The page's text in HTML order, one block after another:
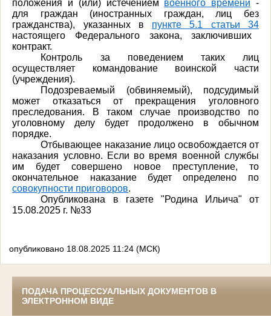
положения и (или) истечением военного времени -
для граждан (иностранных граждан, лиц без
гражданства), указанных в пункте 5.1 статьи 34
настоящего Федерального закона, заключивших
контракт.
Контроль за поведением таких лиц
осуществляет командование воинской части
(учреждения).
Подозреваемый (обвиняемый), подсудимый
может отказаться от прекращения уголовного
преследования. В таком случае производство по
уголовному делу будет продолжено в обычном
порядке.
Отбывающее наказание лицо освобождается от
наказания условно. Если во время военной службы
им будет совершено новое преступление, то
окончательное наказание будет определено по
совокупности приговоров.
Опубликована в газете "Родина Ильича" от
15.08.2025 г. №33
опубликовано 18.08.2025 11:24 (МСК)
ПОДАЧА ПРОЦЕССУАЛЬНЫХ ДОКУМЕНТОВ В
ЭЛЕКТРОННОМ ВИДЕ